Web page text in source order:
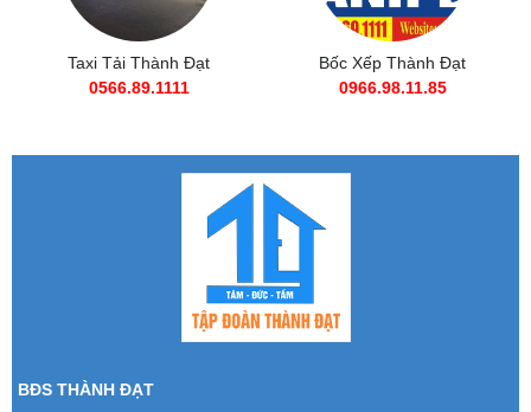
Taxi Tải Thành Đạt
0566.89.1111
Bốc Xếp Thành Đạt
0966.98.11.85
BĐS THÀNH ĐẠT